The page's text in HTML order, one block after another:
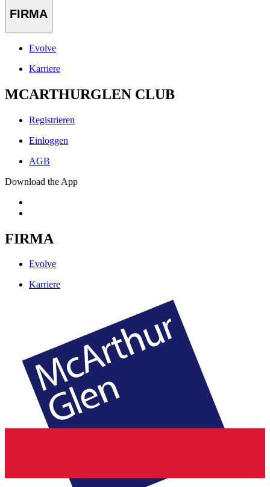
FIRMA
Evolve
Karriere
MCARTHURGLEN CLUB
Registrieren
Einloggen
AGB
Download the App
FIRMA
Evolve
Karriere